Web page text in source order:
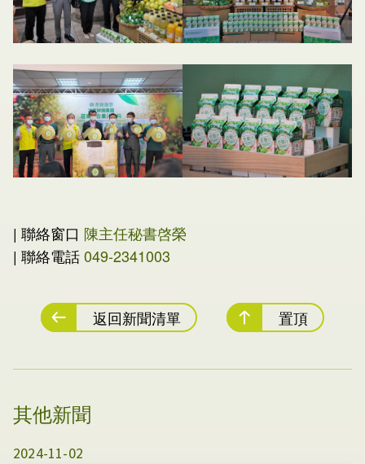
| 聯絡窗口 陳主任秘書啓榮
| 聯絡電話049-2341003
返回新聞清單 置頂
其他新聞
2024-11-02